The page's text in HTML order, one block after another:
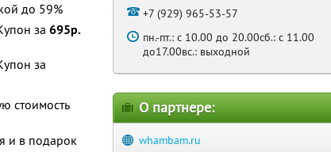
до 59%
за 695р.
за
стоимость
и в подарок
+7 (929) 965-53-57
пн.-пт.: с 10.00 до 20.00сб.: с 11.00
до17.00вс.: выходной
О партнере:
whambam.ru